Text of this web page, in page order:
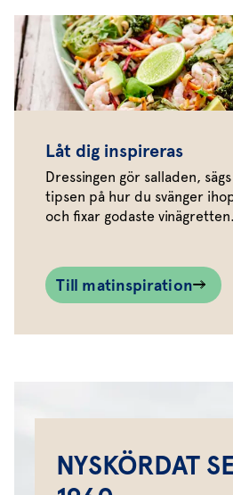
Låt dig inspireras
Dressingen gör salladen,
tipsen på hur du svänger
och fixar godaste vinägretten.
Till matinspiration
NYSKÖRDAT